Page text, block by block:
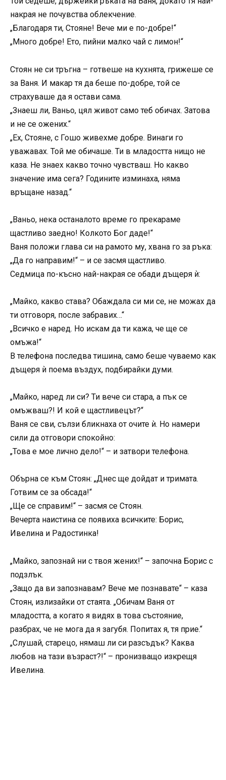
накрая не почувства облекчение.
„Благодаря ти, Стояне! Вече ми е по-добре!“
„Много добре! Ето, пийни малко чай с лимон!“
Стоян не си тръгна – готвеше на кухнята, грижеше се
за Ваня. И макар тя да беше по-добре, той се
страхуваше да я остави сама.
„Знаеш ли, Ваньо, цял живот само теб обичах. Затова
и не се ожених.“
„Ех, Стояне, с Гошо живехме добре. Винаги го
уважавах. Той ме обичаше. Ти в младостта нищо не
каза. Не знаех какво точно чувстваш. Но какво
значение има сега? Годините изминаха, няма
връщане назад.“
„Ваньо, нека останалото време го прекараме
щастливо заедно! Колкото Бог даде!“
Ваня положи глава си на рамото му, хвана го за ръка:
„Да го направим!“ – и се засмя щастливо.
Седмица по-късно най-накрая се обади дъщеря ѝ:
„Майко, какво става? Обаждала си ми се, не можах да
ти отговоря, после забравих…“
„Всичко е наред. Но искам да ти кажа, че ще се
омъжа!“
В телефона последва тишина, само беше чуваемо как
дъщеря ѝ поема въздух, подбирайки думи.
„Майко, наред ли си? Ти вече си стара, а пък се
омъжваш?! И кой е щастливецът?“
Ваня се сви, сълзи бликнаха от очите ѝ. Но намери
сили да отговори спокойно:
„Това е мое лично дело!“ – и затвори телефона.
Обърна се към Стоян: „Днес ще дойдат и тримата.
Готвим се за обсада!“
„Ще се справим!“ – засмя се Стоян.
Вечерта наистина се появиха всичките: Борис,
Ивелина и Радостинка!
„Майко, запознай ни с твоя жених!“ – започна Борис с
подзлък.
„Защо да ви запознавам? Вече ме познавате“ – каза
Стоян, излизайки от стаята. „Обичам Ваня от
младостта, а когато я видях в това състояние,
разбрах, че не мога да я загубя. Попитах я, тя прие.“
„Слушай, старецо, нямаш ли си разсъдък? Каква
любов на тази възраст?!“ – пронизващо изкрещя
Ивелина.